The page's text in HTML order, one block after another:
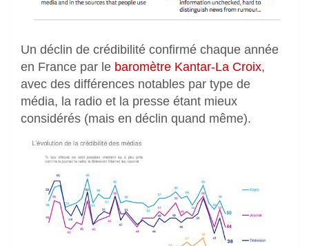
Un déclin de crédibilité confirmé chaque année
en France par le baromètre Kantar-La Croix,
avec des différences notables par type de
média, la radio et la presse étant mieux
considérés (mais en déclin quand même).